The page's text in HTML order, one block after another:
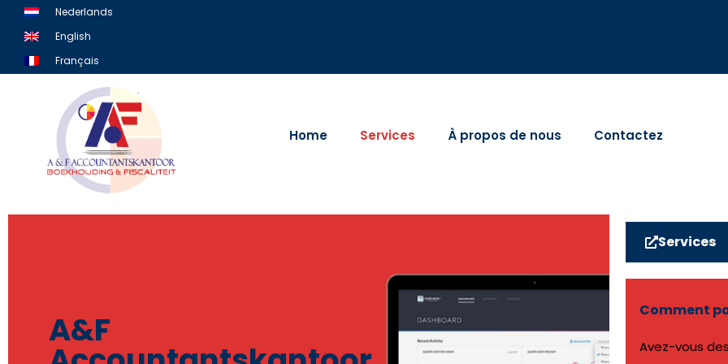
Nederlands
English
Français
Home Services À propos de nous Contactez
A&F
Services
Comment
Avez-vous